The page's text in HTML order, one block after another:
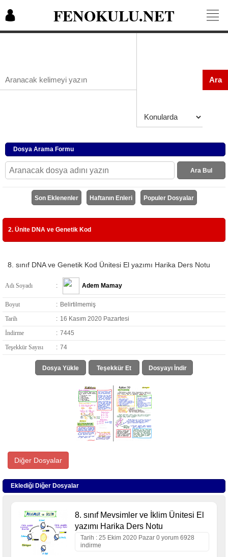
FENOKULU.NET
Ara
Dosya Arama Formu
Ara Bul
Son Eklenenler Haftanın Enleri Populer Dosyalar
2. Ünite DNA ve Genetik Kod
8. sınıf DNA ve Genetik Kod Ünitesi El yazımı Harika Ders Notu
Adı Soyadı : Adem Mamay
Boyut : Belirtilmemiş
Tarih
: 16 Kasım 2020 Pazartesi
İndirme
: 7445
Teşekkür Sayısı
: 74
Dosya Yükle Teşekkür Et Dosyayı İndir
Diğer Dosyalar
Eklediği Diğer Dosyalar
8. sınıf Mevsimler ve İklim Ünitesi El
yazımı Harika Ders Notu
Tarih : 25 Ekim 2020 Pazar 0 yorum 6928
indirme